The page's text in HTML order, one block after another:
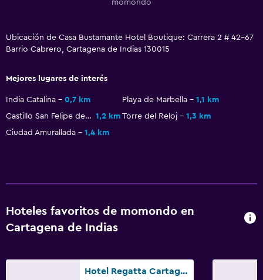
momondo
Ubicación de Casa Bustamante Hotel Boutique: Carrera 2 # 42-67
Barrio Cabrero, Cartagena de Indias 130015
Mejores lugares de interés
India Catalina 0,7 km Playa de Marbella
1,1 km
Castillo San Felipe de Barajas 1,2 km Torre del Reloj
1,3 km
Ciudad Amurallada
1,4 km
Hoteles favoritos de momondo en
Cartagena de Indias
Hotel Regatta Cartagena